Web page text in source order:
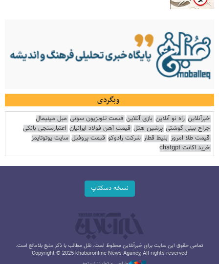
وبگردی
خبرآنلاین راه نو آنلاین بازی آنلاین قیمت تلویزیون سونی مبل مینیمال
جراح بینی گوشتی پرشین هتل قیمت آهن فولاد ایرانیان اعتبارسنجی بانکی
قیمت طلا امروز بلیط قطار شرکت رادوکو قیمت پروفیل سایت یوتوتایمز
خرید اکانت chatgpt
نسخه دسکتاپ
تمامی حقوق این سایت برای خبرآنلاین محفوظ است. نقل مطالب با ذکر منبع بلامانع است.
Copyright © 2025 khabaronline News Agancy, All rights reserved